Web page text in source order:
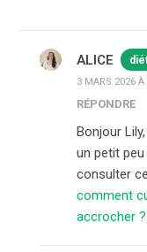
ALICE
3 MARS 2026 À
RÉPONDRE
Bonjour
un petit
consulter
comment
accrocher ?